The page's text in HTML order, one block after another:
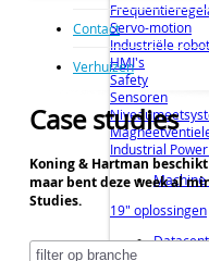
Servo-motion
Industriële
HMI's
Safety
Sensoren
Industrial
19" oplossingen
Contact
Verhuizen
Case studies
Koning & Hartman
maar bent deze week al
Studies.